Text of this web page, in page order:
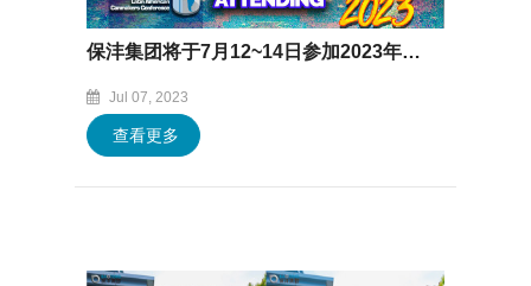
保沣集团将于7月12~14日参加2023年墨西哥Latamcan展会
Jul 07, 2023
查看更多